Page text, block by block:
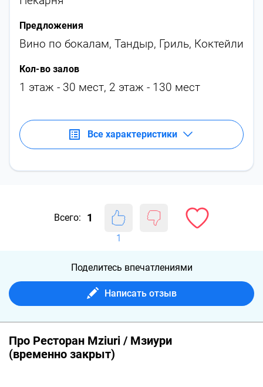
Предложения
Вино по бокалам, Тандыр, Гриль, Коктейли
Кол-во залов
1 этаж - 30 мест, 2 этаж - 130 мест
Все характеристики
Всего: 1
1
Поделитесь впечатлениями
Написать отзыв
Про Ресторан Mziuri / Мзиури
(временно закрыт)